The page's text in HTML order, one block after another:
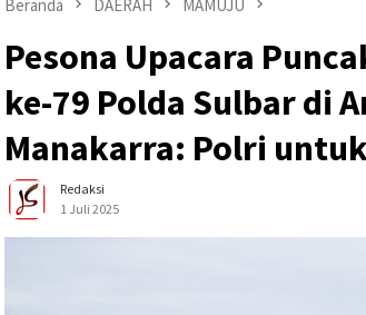
Beranda DAERAH MAMUJU
Pesona Upacara
ke-79 Polda Sulbar di
Manakarra: Polri
Redaksi
1 Juli 2025